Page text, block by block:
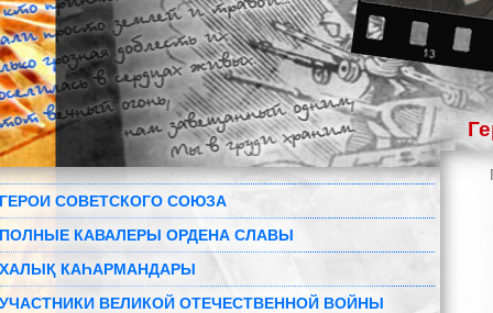
ГЕРОИ СОВЕТСКОГО СОЮЗА
ПОЛНЫЕ КАВАЛЕРЫ ОРДЕНА СЛАВЫ
ХАЛЫҚ КАҺАРМАНДАРЫ
УЧАСТНИКИ ВЕЛИКОЙ ОТЕЧЕСТВЕННОЙ ВОЙНЫ